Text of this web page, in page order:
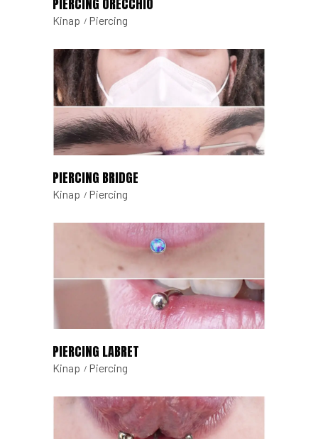
Kinap Piercing
PIERCING BRIDGE
Kinap Piercing
PIERCING LABRET
Kinap Piercing